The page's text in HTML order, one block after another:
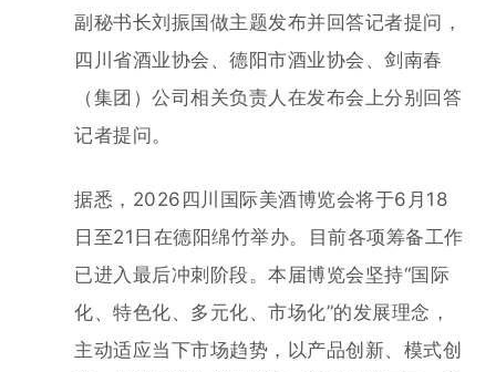
副秘书长刘振国做主题发布并回答记者提问，
四川省酒业协会、德阳市酒业协会、剑南春
（集团）公司相关负责人在发布会上分别回答
记者提问。
据悉， 2026四川国际美酒博览会将于6月18
日至21日在德阳绵竹举办。目前各项筹备工作
已进入最后冲刺阶段。本届博览会坚持“国际
化、特色化、多元化、市场化”的发展理念，
主动适应当下市场趋势 ，以产品创新、模式创